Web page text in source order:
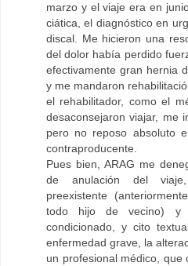
marzo y el viaje era en
ciática, el diagnóstico en
discal. Me hicieron una
del dolor había perdido
efectivamente gran hernia
y me mandaron
el rehabilitador, como el
desaconsejaron viajar, me
pero no reposo absoluto
contraproducente.
Pues bien, ARAG me
de anulación del
preexistente
todo hijo de vecino) y
condicionado, y cito
enfermedad grave, la
un profesional médico,